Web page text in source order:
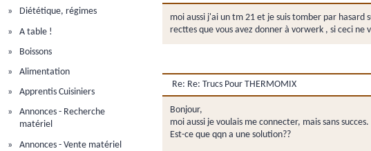
Diététique, régimes
A table !
Boissons
Alimentation
Apprentis Cuisiniers
Annonces - Recherche
matériel
Annonces - Vente matériel
moi aussi j'ai un tm 21 et je suis tomber par
recttes que vous avez donner à vorwerk , si ceci
Re: Re: Trucs Pour THERMOMIX
Bonjour,
moi aussi je voulais me connecter, mais sans succes.
Est-ce que qqn a une solution??